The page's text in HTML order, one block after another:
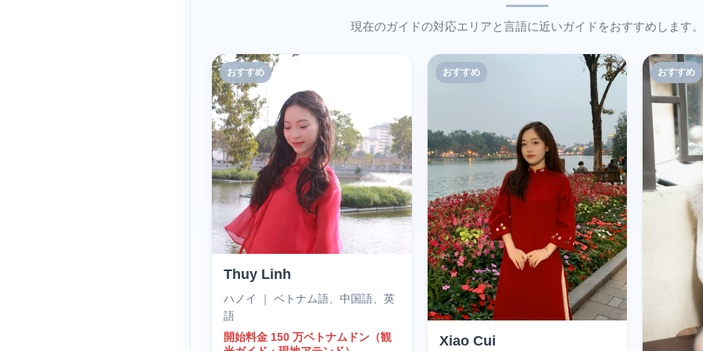
現在のガイドの対応エリアと言語に近いガイドをおすすめします。
おすすめ
Thuy Linh
ハノイ ｜ ベトナム語、中国語、英
語
開始料金 150 万ベトナムドン（観
おすすめ
Xiao Cui
おすすめ